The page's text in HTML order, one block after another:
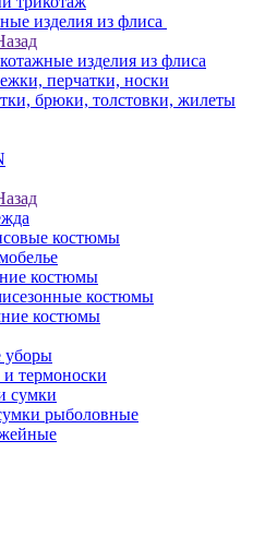
изделия из флиса
изделия из флиса
перчатки, носки
брюки, толстовки, жилеты
костюмы
костюмы
костюмы
костюмы
уборы
термоноски
сумки
рыболовные